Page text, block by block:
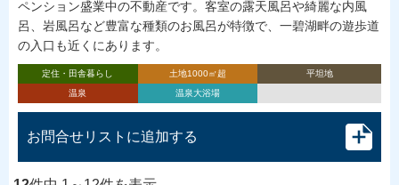
ペンション盛業中の不動産です。客室の露天風呂や綺麗な内風
呂、岩風呂など豊富な種類のお風呂が特徴で、一碧湖畔の遊歩道
の入口も近くにあります。
定住・田舎暮らし 土地1000㎡超
平坦地
温泉
温泉大浴場
お問合せリストに追加する